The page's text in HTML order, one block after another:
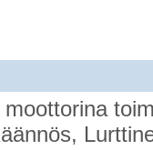
moottorina